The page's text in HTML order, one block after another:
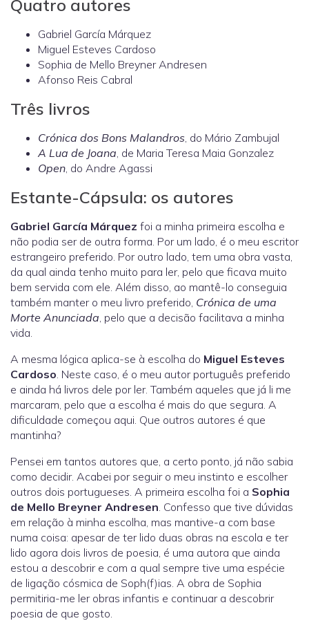
Quatro autores
Gabriel García Márquez
Miguel Esteves Cardoso
Sophia de Mello Breyner Andresen
Afonso Reis Cabral
Três livros
Crónica dos Bons Malandros, do Mário Zambujal
A Lua de Joana, de Maria Teresa Maia Gonzalez
Open, do Andre Agassi
Estante-Cápsula: os autores
Gabriel García Márquez foi a minha primeira escolha e
não podia ser de outra forma. Por um lado, é o meu escritor
estrangeiro preferido. Por outro lado, tem uma obra vasta,
da qual ainda tenho muito para ler, pelo que ficava muito
bem servida com ele. Além disso, ao mantê-lo conseguia
também manter o meu livro preferido, Crónica de uma
Morte Anunciada, pelo que a decisão facilitava a minha
vida.
A mesma lógica aplica-se à escolha do Miguel Esteves
Cardoso. Neste caso, é o meu autor português preferido
e ainda há livros dele por ler. Também aqueles que já li me
marcaram, pelo que a escolha é mais do que segura. A
dificuldade começou aqui. Que outros autores é que
mantinha?
Pensei em tantos autores que, a certo ponto, já não sabia
como decidir. Acabei por seguir o meu instinto e escolher
outros dois portugueses. A primeira escolha foi a Sophia
de Mello Breyner Andresen. Confesso que tive dúvidas
em relação à minha escolha, mas mantive-a com base
numa coisa: apesar de ter lido duas obras na escola e ter
lido agora dois livros de poesia, é uma autora que ainda
estou a descobrir e com a qual sempre tive uma espécie
de ligação cósmica de Soph(f)ias. A obra de Sophia
permitiria-me ler obras infantis e continuar a descobrir
poesia de que gosto.